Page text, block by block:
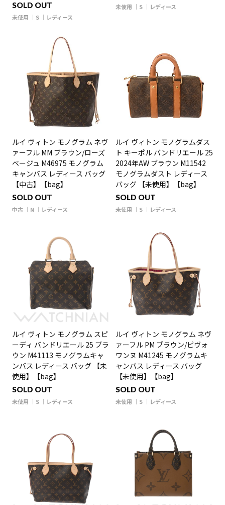
SOLD OUT
未使用 S レディース
未使用 S レディース
ルイ ヴィトン モノグラム ネヴ
ァーフル MM ブラウン/ローズ
ベージュ M46975 モノグラム
キャンバス レディース バッグ
【中古】【bag】
SOLD OUT
中古 N レディース
ルイ ヴィトン モノグラムダス
ト キーポル バンドリエール 25
2024年AW ブラウン M11542
モノグラムダスト レディース
バッグ 【未使用】【bag】
SOLD OUT
未使用 S レディース
ルイ ヴィトン モノグラム スピ
ーディ バンドリエール 25 ブラ
ウン M41113 モノグラムキャ
ンバス レディース バッグ 【未
使用】【bag】
SOLD OUT
未使用 S レディース
ルイ ヴィトン モノグラム ネヴ
ァーフル PM ブラウン/ピヴォ
ワンヌ M41245 モノグラムキ
ャンバス レディース バッグ
【未使用】【bag】
SOLD OUT
未使用 S レディース